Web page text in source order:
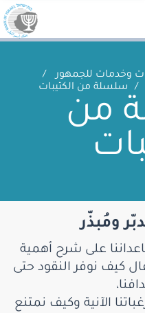
وخدمات للجمهور
سلسلة من الكتيبات
من
ومُبذّر
على شرح أهمية
كيف نوفر النقود حتى
الآنية وكيف نمتنع